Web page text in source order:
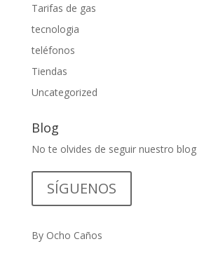
Tarifas de gas
tecnologia
teléfonos
Tiendas
Uncategorized
Blog
No te olvides de seguir nuestro blog
SÍGUENOS
By Ocho Caños